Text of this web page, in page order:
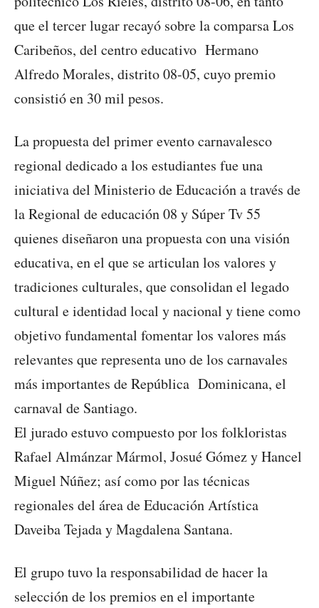
que el tercer lugar recayó sobre la comparsa Los
Caribeños, del centro educativo Hermano
Alfredo Morales, distrito 08-05, cuyo premio
consistió en 30 mil pesos.
La propuesta del primer evento carnavalesco
regional dedicado a los estudiantes fue una
iniciativa del Ministerio de Educación a través de
la Regional de educación 08 y Súper Tv 55
quienes diseñaron una propuesta con una visión
educativa, en el que se articulan los valores y
tradiciones culturales, que consolidan el legado
cultural e identidad local y nacional y tiene como
objetivo fundamental fomentar los valores más
relevantes que representa uno de los carnavales
más importantes de República Dominicana, el
carnaval de Santiago.
El jurado estuvo compuesto por los folkloristas
Rafael Almánzar Mármol, Josué Gómez y Hancel
Miguel Núñez; así como por las técnicas
regionales del área de Educación Artística
Daveiba Tejada y Magdalena Santana.
El grupo tuvo la responsabilidad de hacer la
selección de los premios en el importante